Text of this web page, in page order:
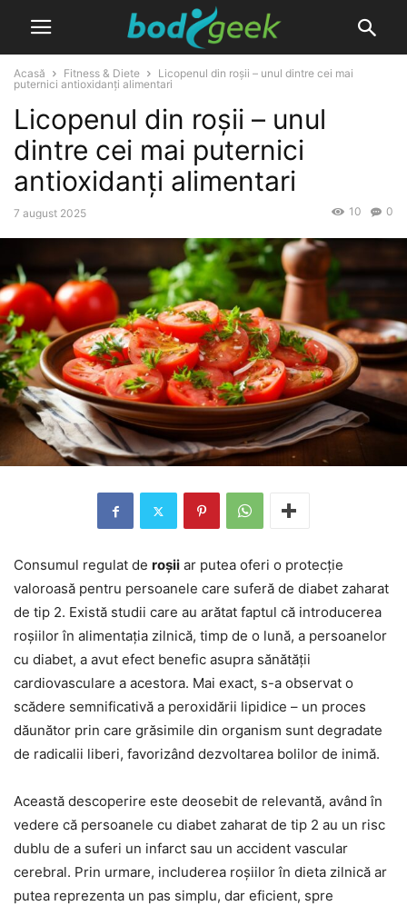
Acasă Fitness & Diete
Licopenul din roșii – unul dintre cei mai
puternici antioxidanți alimentari
Licopenul din roșii – unul
dintre cei mai puternici
antioxidanți alimentari
7 august 2025 0
10
Consumul regulat de roșii ar putea oferi o protecție
valoroasă pentru persoanele care suferă de diabet zaharat
de tip 2. Există studii care au arătat faptul că introducerea
roșiilor în alimentația zilnică, timp de o lună, a persoanelor
cu diabet, a avut efect benefic asupra sănătății
cardiovasculare a acestora. Mai exact, s-a observat o
scădere semnificativă a peroxidării lipidice – un proces
dăunător prin care grăsimile din organism sunt degradate
de radicalii liberi, favorizând dezvoltarea bolilor de inimă.
Această descoperire este deosebit de relevantă, având în
vedere că persoanele cu diabet zaharat de tip 2 au un risc
dublu de a suferi un infarct sau un accident vascular
cerebral. Prin urmare, includerea roșiilor în dieta zilnică ar
putea reprezenta un pas simplu, dar eficient, spre